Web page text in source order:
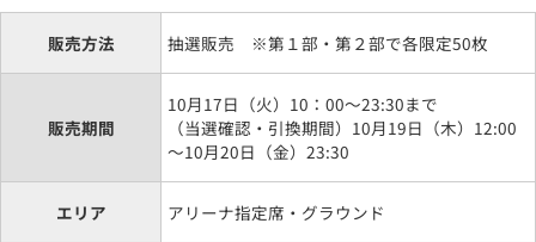
販売方法 抽選販売 ※第１部・第２部で各限定50枚
販売期間
10月17日（火）10：00～23:30まで
（当選確認・引換期間）10月19日（木）12:00
～10月20日（金）23:30
エリア アリーナ指定席・グラウンド